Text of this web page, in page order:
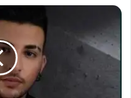
ساهر
يتخطى
الــ
٢